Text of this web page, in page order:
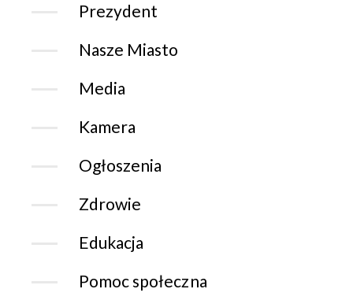
Prezydent
Nasze Miasto
Media
Kamera
Ogłoszenia
Zdrowie
Edukacja
Pomoc społeczna